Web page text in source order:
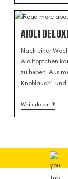
AIOLI
Nach einer
Aiolitöpfchen
zu heben. Aus
Knoblauch”
Weiterlesen